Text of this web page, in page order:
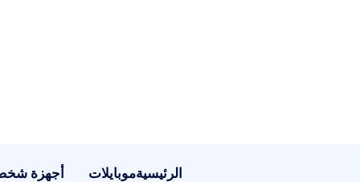
الرئيسيةموبايلات أجهزة